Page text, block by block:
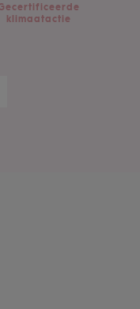
klimaatactie